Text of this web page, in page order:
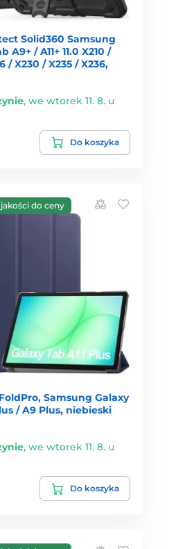
Solid360 Samsung
A9+ / A11+ 11.0 X210 /
/ X230 / X235 / X236,
,we wtorek 11. 8. u
Do koszyka
do ceny
Samsung Galaxy
/ A9 Plus, niebieski
,we wtorek 11. 8. u
Do koszyka